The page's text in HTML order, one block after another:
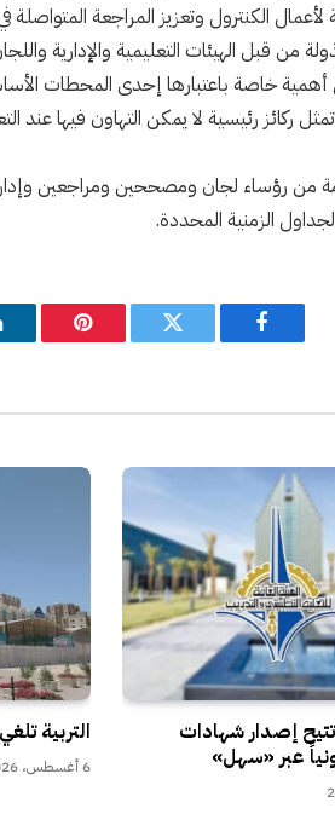
لأعمال الكنترول وتعزيز المراجعة
قبل الهيئات التعليمية والإدارية
أهمية خاصة باعتبارها إحدى المحطات
ركائز رئيسية لا يمكن التهاون فيها عند
من رؤساء لجان ومصححين ومراجعين
الزمنية المحددة.
فيسبوك تويتر
إصدار شهادات
عبر «سهل»
التربية
6 أغسطس، 2026